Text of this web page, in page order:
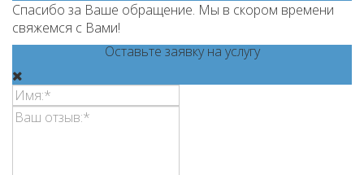
Спасибо за Ваше обращение. Мы в скором времени
свяжемся с Вами!
Оставьте заявку на услугу